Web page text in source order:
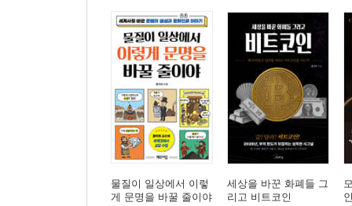
8. 2차 이산 이후 후기 로마시대와 유대인
유대인 박해가 시작되다
경제사적 관점에서 바라본 로마제국의 멸망
9. 이베리아 반도의 영화와 이슬람의 유대인
이베리아 반도에 진출한 세력들
이슬람 왕국의 영화를 도운 유대인
중세 이베리아 반도의 유대인 생활상
이슬람 근본주의의 등장과 유대인의 수난기
물질이 일상에서 이렇
게 문명을 바꿀 줄이야
세상을 바꾼 화폐들 그
리고 비트코인